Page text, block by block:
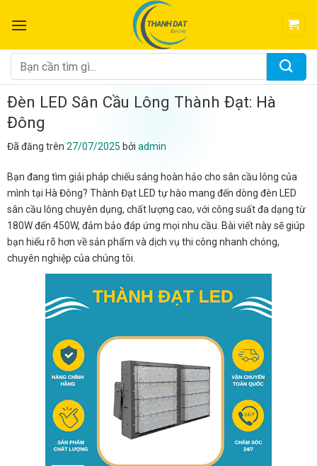
đến
dung
Tìm
kiếm:
Đèn LED Sân Cầu Lông Thành Đạt: Hà
Đông
Đã đăng trên 27/07/2025 bởi admin
Bạn đang tìm giải pháp chiếu sáng hoàn hảo cho sân cầu lông của
mình tại Hà Đông? Thành Đạt LED tự hào mang đến dòng đèn LED
sân cầu lông chuyên dụng, chất lượng cao, với công suất đa dạng từ
180W đến 450W, đảm bảo đáp ứng mọi nhu cầu. Bài viết này sẽ giúp
bạn hiểu rõ hơn về sản phẩm và dịch vụ thi công nhanh chóng,
chuyên nghiệp của chúng tôi.